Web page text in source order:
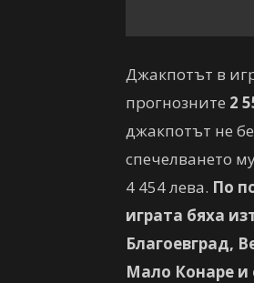
Джакпотът в
прогнозните 2
джакпотът не
спечелването
4 454 лева. По
играта бяха
Благоевград,
Мало Конаре и